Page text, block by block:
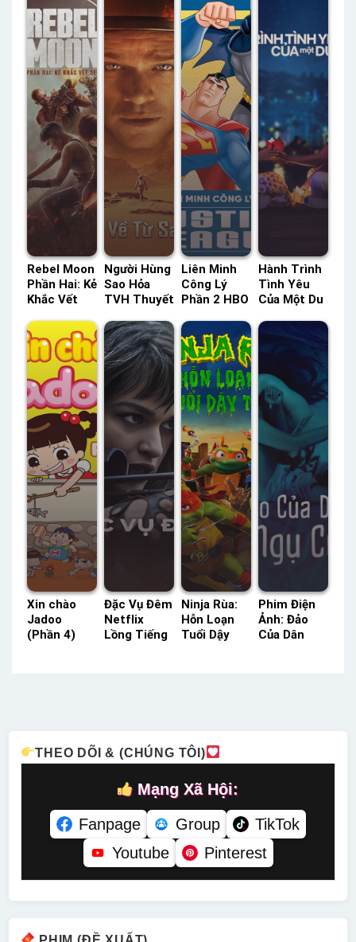
Rebel Moon
Phần Hai: Kẻ
Khắc Vết
Lồng Tiếng
– Status:
HD Lồng
Tiếng
Người Hùng
Sao Hỏa
TVH Thuyết
Status: HD
Thuyết
Minh
Liên Minh
Công Lý
Phần 2 HBO
Minh –
Status: 26 /
26 Thuyết
Minh
Hành Trình
Tình Yêu
Của Một Du
Netflix
Lồng Tiếng
– Status:
HD Lồng
Tiếng
Xin chào
Jadoo
(Phần 4)
Đặc Vụ Đêm
Netflix
Lồng Tiếng
Ninja Rùa:
Hỗn Loạn
Tuổi Dậy
Phim Điện
Ảnh: Đảo
Của Dân
THEO DÕI & (CHÚNG TÔI)
Mạng Xã Hội:
Fanpage
Group
TikTok
Youtube
Pinterest